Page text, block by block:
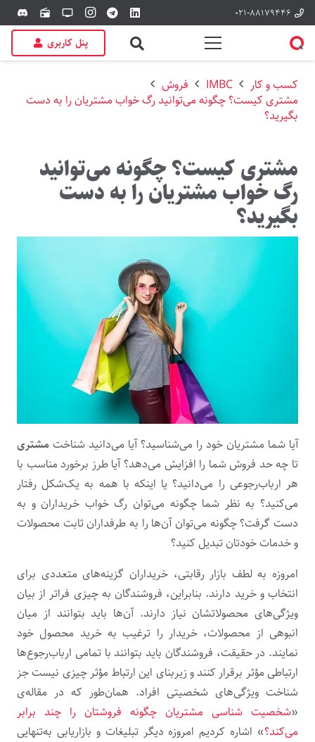
۰۲۱-۸۸۱۷۹۴۴۶ tv
radio
discord
پنل کاربری
کسب و کار IMBC
فروش
مشتری کیست؟ چگونه می‌توانید رگ خواب مشتریان را به دست
بگیرید؟
مشتری کیست؟ چگونه می‌توانید
رگ خواب مشتریان را به دست
بگیرید؟
آیا شما مشتریان خود را می‌شناسید؟آیا می‌دانید شناخت مشتری
تا چه حد فروش شما را افزایش می‌دهد؟آیا طرز برخورد مناسب با
هر ارباب‌رجوعی را می‌دانید؟ یا اینکه با همه به یک‌شکل رفتار
می‌کنید؟ به نظر شما چگونه می‌توان رگ خواب خریداران و به
دست گرفت؟ چگونه می‌توان آن‌ها را به طرفداران ثابت محصولات
و خدمات خودتان تبدیل کنید؟
امروزه به لطف بازار رقابتی، خریداران گزینه‌های متعددی برای
انتخاب و خرید دارند. بنابراین، فروشندگان به چیزی فراتر از بیان
ویژگی‌های محصولاتشان نیاز دارند. آن‌ها باید بتوانند از میان
انبوهی از محصولات، خریدار را ترغیب به خرید محصول خود
نمایند. در حقیقت، فروشندگان باید بتوانند با تمامی ارباب‌رجوع‌ها
ارتباطی مؤثر برقرار کنند و زیربنای این ارتباط مؤثر چیزی نیست جز
شناخت ویژگی‌های شخصیتی افراد. همان‌طور که در مقاله‌ی
«شخصیت شناسی مشتریان چگونه فروشتان را چند برابر
می‌کند؟» اشاره کردیم امروزه دیگر تبلیغات و بازاریابی به‌تنهایی